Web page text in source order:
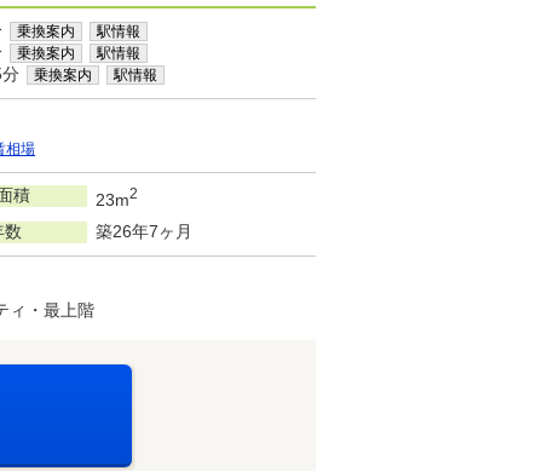
乗換案内 駅情報
乗換案内 駅情報
乗換案内 駅情報
相場
積 23m2
数 築26年7ヶ月
ィ・最上階